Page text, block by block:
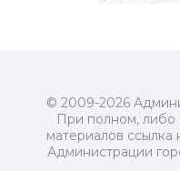
© 2009-2026
При полном, либо
материалов
Администрации